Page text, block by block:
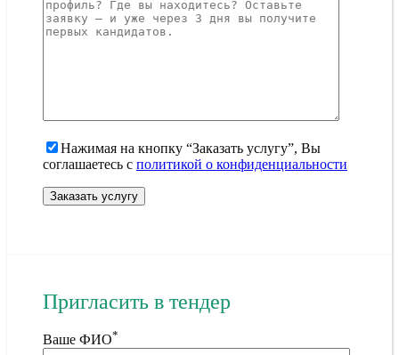
Нажимая на кнопку “Заказать услугу”, Вы
соглашаетесь с политикой о конфиденциальности
Пригласить в тендер
Ваше ФИО*